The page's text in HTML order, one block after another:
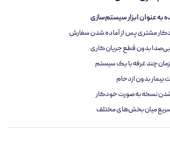
به عنوان ابزار سیستم‌سازی
مشتری پس از آماده شدن سفارش
بی‌صدا بدون قطع جریان کاری
چند غرفه با یک سیستم
بیمار بدون ازدحام
شدن نسخه به صورت خودکار
میان بخش‌های مختلف